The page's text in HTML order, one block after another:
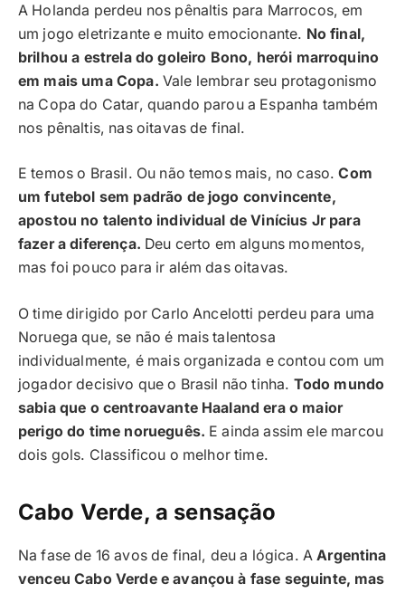
A Holanda perdeu nos pênaltis para Marrocos, em
um jogo eletrizante e muito emocionante. No final,
brilhou a estrela do goleiro Bono, herói marroquino
em mais uma Copa. Vale lembrar seu protagonismo
na Copa do Catar, quando parou a Espanha também
nos pênaltis, nas oitavas de final.
E temos o Brasil. Ou não temos mais, no caso.Com
um futebol sem padrão de jogo convincente,
apostou no talento individual de Vinícius Jr para
fazer a diferença. Deu certo em alguns momentos,
mas foi pouco para ir além das oitavas.
O time dirigido por Carlo Ancelotti perdeu para uma
Noruega que, se não é mais talentosa
individualmente, é mais organizada e contou com um
jogador decisivo que o Brasil não tinha. Todo mundo
sabia que o centroavante Haaland era o maior
perigo do time norueguês. E ainda assim ele marcou
dois gols. Classificou o melhor time.
Cabo Verde, a sensação
Na fase de 16 avos de final, deu a lógica. AArgentina
venceu Cabo Verde e avançou à fase seguinte, mas